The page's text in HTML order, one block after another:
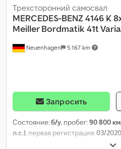
Neuenhagen 5 167 km
Трехсторонний самосвал
MERCEDES-BENZ4146 K
Meiller Bordmatik 41t
Запросить
Состояние:б/у, пробег:90 800 км
л.с.), первая регистрация:03/2020
, конфигурация осей: